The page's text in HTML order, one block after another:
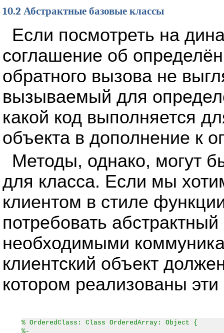
10.2 Абстрактные базовые классы
Если посмотреть на
соглашение об
обратного вызова не
вызываемый для
какой код выполняется
объекта в дополнение к
Методы, однако, могут
для класса. Если мы
клиентом в стиле
потребовать
необходимыми
клиентский объект
котором реализованы
% OrderedClass: Class OrderedArray: Object {
%-